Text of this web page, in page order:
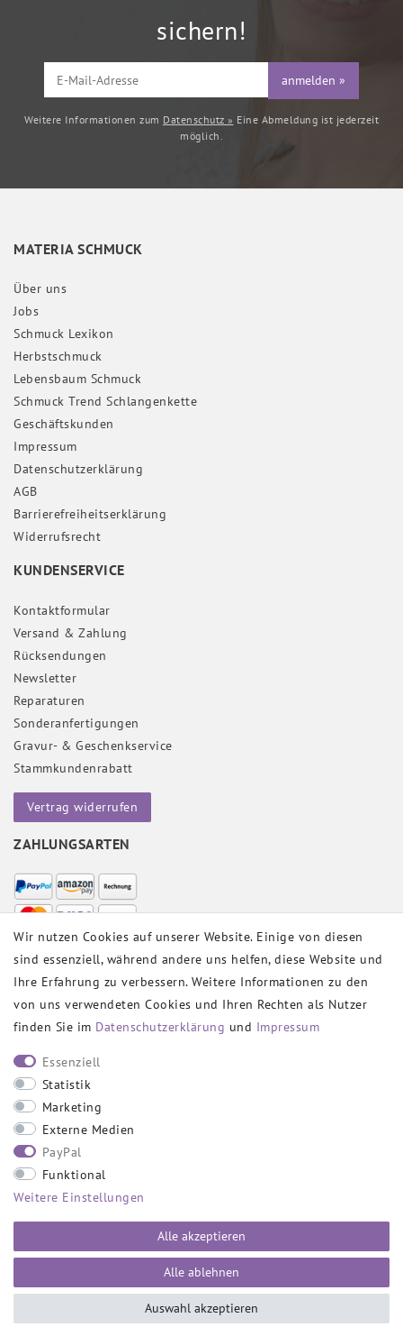
sichern!
anmelden »
Weitere Informationen zum Datenschutz » Eine Abmeldung ist jederzeit
möglich.
MATERIA SCHMUCK
Über uns
Jobs
Schmuck Lexikon
Herbstschmuck
Lebensbaum Schmuck
Schmuck Trend Schlangenkette
Geschäftskunden
Impressum
Daten­schutz­erklärung
AGB
Barrierefreiheitserklärung
Widerrufs­recht
KUNDENSERVICE
Kontaktformular
Versand & Zahlung
Rücksendungen
Newsletter
Reparaturen
Sonderanfertigungen
Gravur- & Geschenkservice
Stammkundenrabatt
Vertrag widerrufen
ZAHLUNGSARTEN
VERSANDPARTNER
SOCIAL
SICHER EINKAUFEN
Wir nutzen Cookies auf unserer Website. Einige von diesen
sind essenziell, während andere uns helfen, diese Website und
Ihre Erfahrung zu verbessern. Weitere Informationen zu den
von uns verwendeten Cookies und Ihren Rechten als Nutzer
finden Sie im Daten­schutz­erklärung und Impressum
Essenziell
Statistik
Marketing
Externe Medien
PayPal
Funktional
Weitere Einstellungen
Alle akzeptieren
Alle ablehnen
Auswahl akzeptieren